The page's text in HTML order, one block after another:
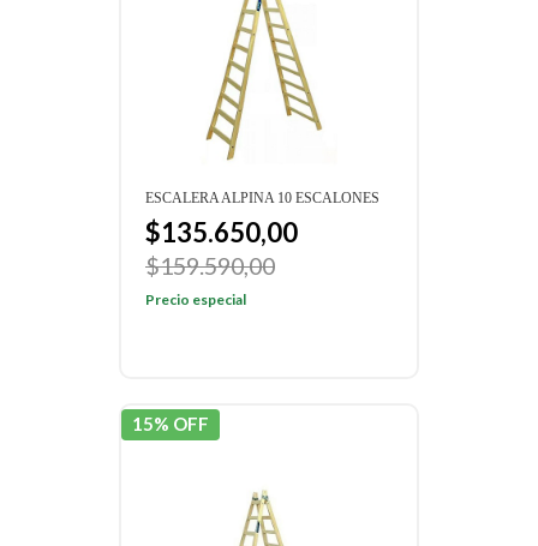
ESCALERA ALPINA 10 ESCALONES
$135.650,00
$159.590,00
Precio especial
15% OFF